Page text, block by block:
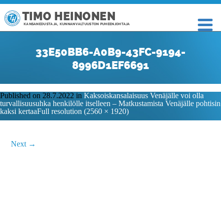
TIMO HEINONEN
KANSANEDUSTAJA, KUNNANVALTUUSTON PUHEENJOHTAJA
33E50BB6-A0B9-43FC-9194-
8996D1EF6691
Published on 28.7.2022 in Kaksoiskansalaisuus Venäjälle voi olla
turvallisuusuhka henkilölle itselleen – Matkustamista Venäjälle pohtisin
kaksi kertaaFull resolution (2560 × 1920)
Next →